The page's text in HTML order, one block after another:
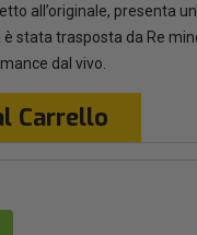
all’originale, presenta
stata trasposta da Re
dal vivo.
Carrello